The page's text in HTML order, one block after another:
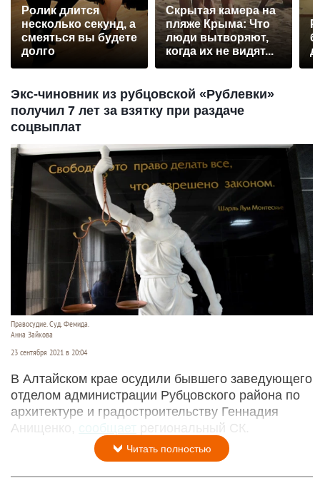
Ролик длится
несколько секунд, а
смеяться вы будете
долго
Скрытая камера на
пляже Крыма: Что
люди вытворяют,
когда их не видят...
Экс-чиновник из рубцовской «Рублевки»
получил 7 лет за взятку при раздаче
соцвыплат
Правосудие. Суд. Фемида.
Анна Зайкова
23 сентября 2021 в 20:04
В Алтайском крае осудили бывшего заведующего
отделом администрации Рубцовского района по
архитектуре и градостроительству Геннадия
Анищенко,
сообщает региональный СК.
Читать полностью